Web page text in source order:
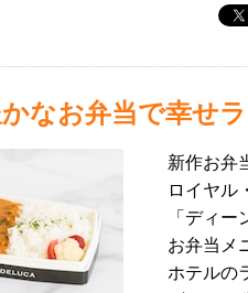
なお弁当で幸せ
新作お弁
ロイヤル
「ディ
お弁当メ
ホテルの